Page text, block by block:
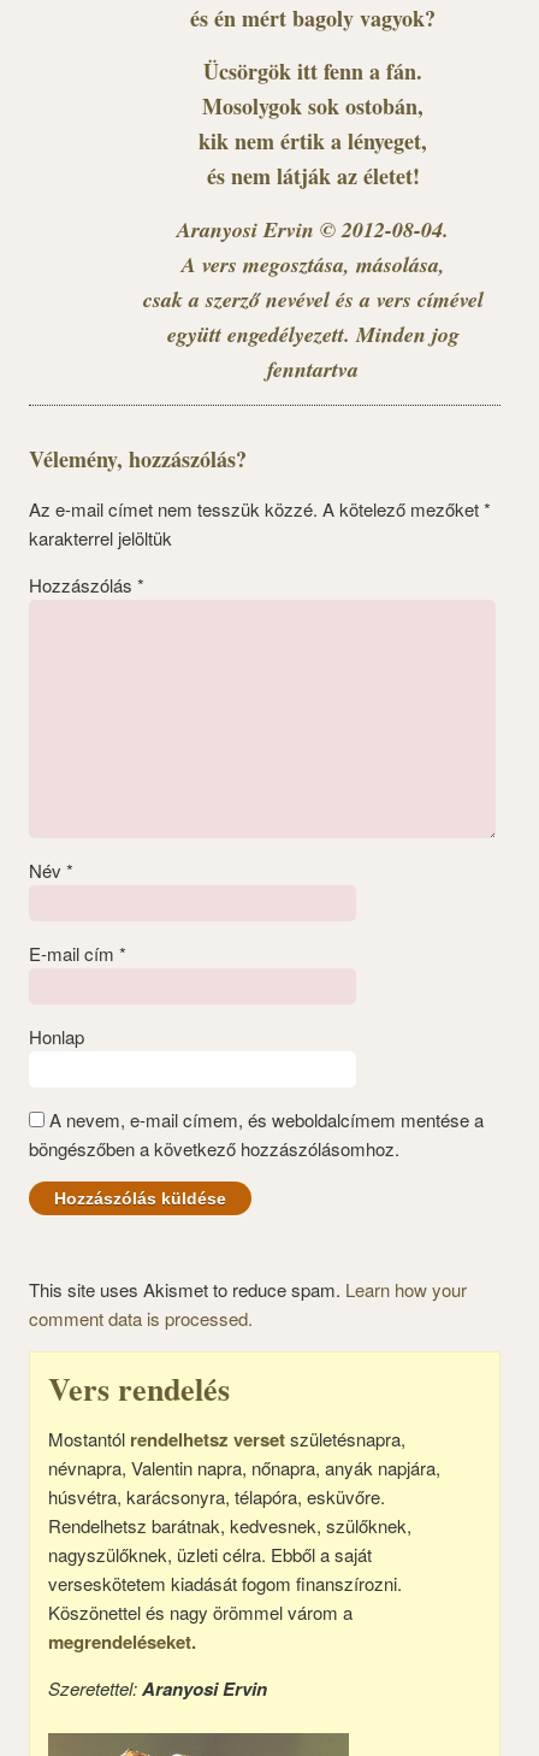
és én mért bagoly vagyok?
Ücsörgök itt fenn a fán.
Mosolygok sok ostobán,
kik nem értik a lényeget,
és nem látják az életet!
Aranyosi Ervin © 2012-08-04.
A vers megosztása, másolása,
csak a szerző nevével és a vers címével
együtt engedélyezett. Minden jog
fenntartva
Vélemény, hozzászólás?
Az e-mail címet nem tesszük közzé. A kötelező mezőket*
karakterrel jelöltük
Hozzászólás *
Név *
E-mail cím *
Honlap
A nevem, e-mail címem, és weboldalcímem mentése a
böngészőben a következő hozzászólásomhoz.
This site uses Akismet to reduce spam. Learn how your
comment data is processed.
Vers rendelés
Mostantól rendelhetsz versetszületésnapra,
névnapra, Valentin napra, nőnapra, anyák napjára,
húsvétra, karácsonyra, télapóra, esküvőre.
Rendelhetsz barátnak, kedvesnek, szülőknek,
nagyszülőknek, üzleti célra. Ebből a saját
verseskötetem kiadását fogom finanszírozni.
Köszönettel és nagy örömmel várom a
megrendeléseket.
Szeretettel:Aranyosi Ervin